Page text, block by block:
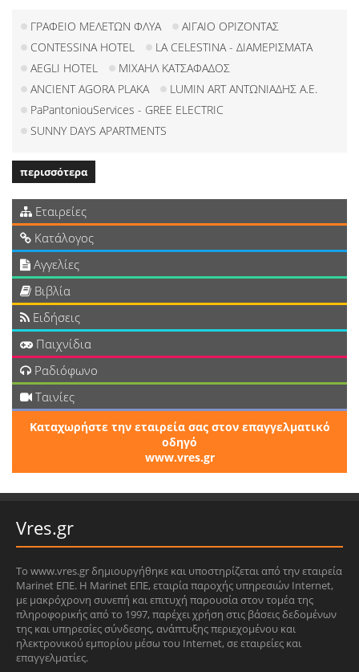
ΓΡΑΦΕΙΟ ΜΕΛΕΤΩΝ ΦΛΥΑ
ΑΙΓΑΙΟ ΟΡΙΖΟΝΤΑΣ
CONTESSINA HOTEL
LA CELESTINA - ΔΙΑΜΕΡΙΣΜΑΤΑ
AEGLI HOTEL
ΜΙΧΑΗΛ ΚΑΤΣΑΦΑΔΟΣ
ANCIENT AGORA PLAKA
LUMIN ART ΑΝΤΩΝΙΑΔΗΣ Α.Ε.
PaPantoniouServices - GREE ELECTRIC
SUNNY DAYS APARTMENTS
περισσότερα
Εταιρείες
Κατάλογος
Αγγελίες
Βιβλία
Ειδήσεις
Παιχνίδια
Ραδιόφωνο
Ταινίες
Καταχωρήστε την εταιρεία σας στον επαγγελματικό
οδηγό
www.vres.gr
Vres.gr
Το www.vres.gr δημιουργήθηκε και υποστηρίζεται από την εταιρεία
Marinet ΕΠΕ. Η Marinet ΕΠΕ, εταιρία παροχής υπηρεσιών Internet,
με μακρόχρονη συνεπή και επιτυχή παρουσία στον τομέα της
πληροφορικής από το 1997, παρέχει χρήση στις βάσεις δεδομένων
της και υπηρεσίες σύνδεσης, ανάπτυξης περιεχομένου και
ηλεκτρονικού εμπορίου μέσω του Internet, σε εταιρείες και
επαγγελματίες.